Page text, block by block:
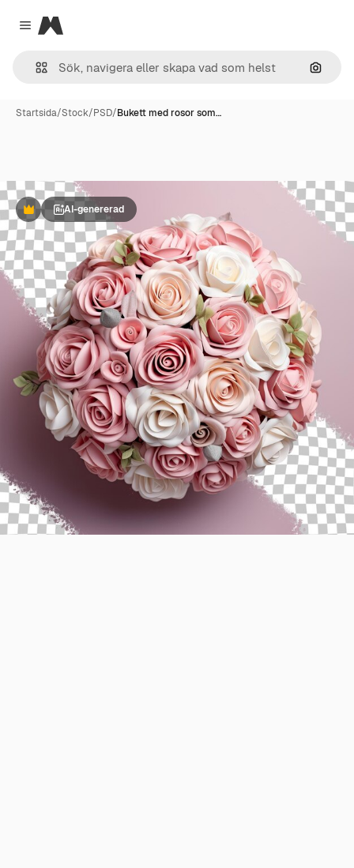
Close menu
Magnific
Sök
Startsida/Stock/PSD/Bukett med rosor som…
Premie AI-genererad